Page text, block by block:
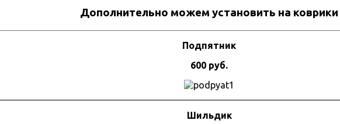
Дополнительно можем установить на коврики
Подпятник
600 руб.
Шильдик